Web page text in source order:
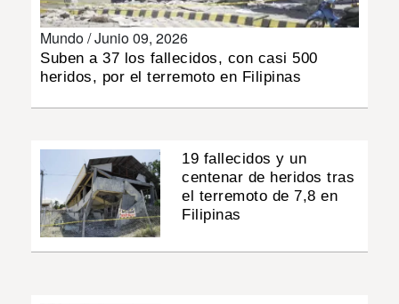
Mundo /Junio 09, 2026
Suben a 37 los fallecidos, con casi 500
heridos, por el terremoto en Filipinas
19 fallecidos y un
centenar de heridos tras
el terremoto de 7,8 en
Filipinas